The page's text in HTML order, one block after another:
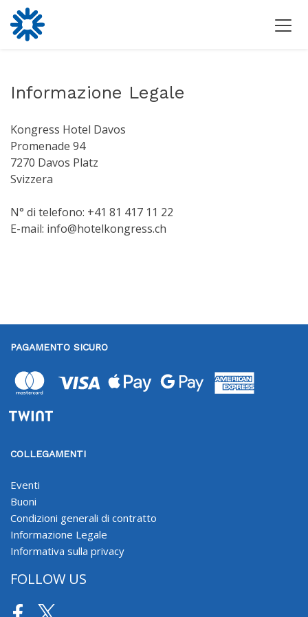
Informazione Legale
Kongress Hotel Davos
Promenade 94
7270 Davos Platz
Svizzera
N° di telefono: +41 81 417 11 22
E-mail: info@hotelkongress.ch
PAGAMENTO SICURO
COLLEGAMENTI
Eventi
Buoni
Condizioni generali di contratto
Informazione Legale
Informativa sulla privacy
FOLLOW US